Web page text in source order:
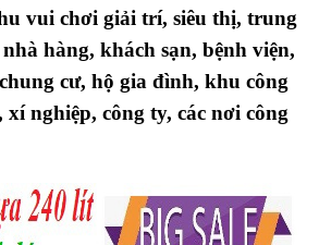
vui chơi giải trí, siêu thị, trung
hàng, khách sạn, bệnh viện,
cư, hộ gia đình, khu công
xí nghiệp, công ty, các nơi công